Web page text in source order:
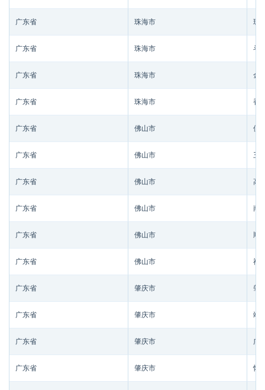
广东省 珠海市 珠
广东省 珠海市 斗
广东省 珠海市 金
广东省 珠海市 香
广东省 佛山市 佛
广东省 佛山市 三
广东省 佛山市 高
广东省 佛山市 南
广东省 佛山市 顺
广东省 佛山市 禅
广东省 肇庆市 肇
广东省 肇庆市 端
广东省 肇庆市 广
广东省 肇庆市 怀